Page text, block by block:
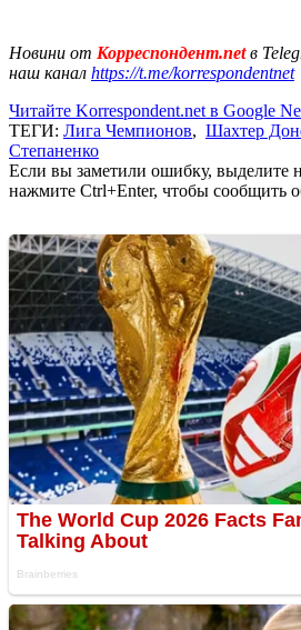
Новини от Корреспондент.netв
наш канал https://t.me/korrespondentnet
Читайте Korrespondent.net в Google
ТЕГИ: Лига Чемпионов, Шахтер
Степаненко
Если вы заметили ошибку, выделите
нажмите Ctrl+Enter, чтобы сообщить